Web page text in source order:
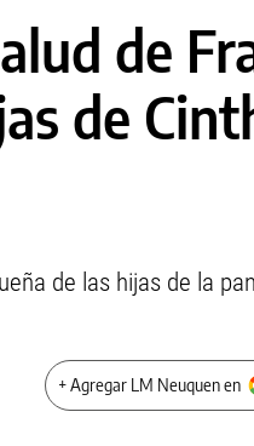
de
de
de las hijas de la
+ Agregar LM Neuquen en